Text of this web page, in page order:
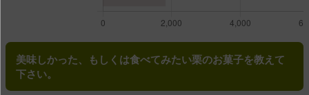
美味しかった、もしくは食べてみたい栗のお菓子を教えて
下さい。